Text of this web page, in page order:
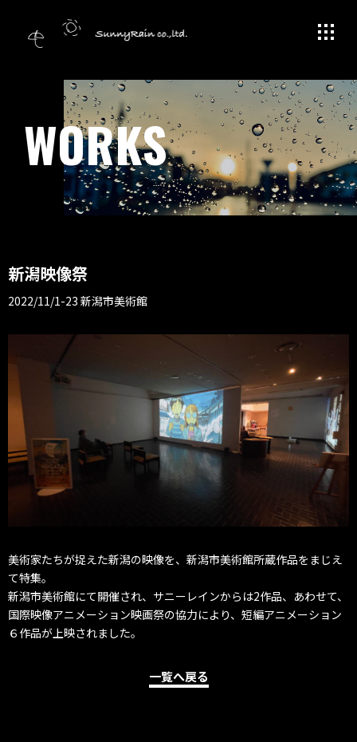
WORKS
新潟映像祭
2022/11/1-23 新潟市美術館
美術家たちが捉えた新潟の映像を、新潟市美術館所蔵作品をまじえ
て特集。
新潟市美術館にて開催され、サニーレインからは2作品、あわせて、
国際映像アニメーション映画祭の協力により、短編アニメーション
６作品が上映されました。
一覧へ戻る